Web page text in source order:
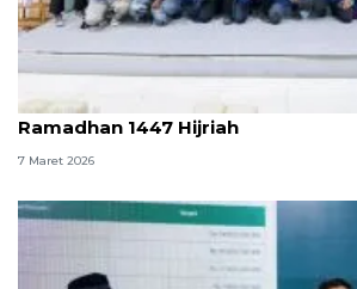
Baznas RI bersihkan 5.000 unit AC
Ramadhan 1447 Hijriah
7 Maret 2026